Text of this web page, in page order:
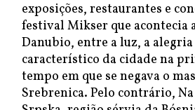
exposições, restaurantes e
festival Mikser que acontecia
Danubio, entre a luz, a
característico da cidade na
tempo em que se negava o
Srebrenica. Pelo contrário,